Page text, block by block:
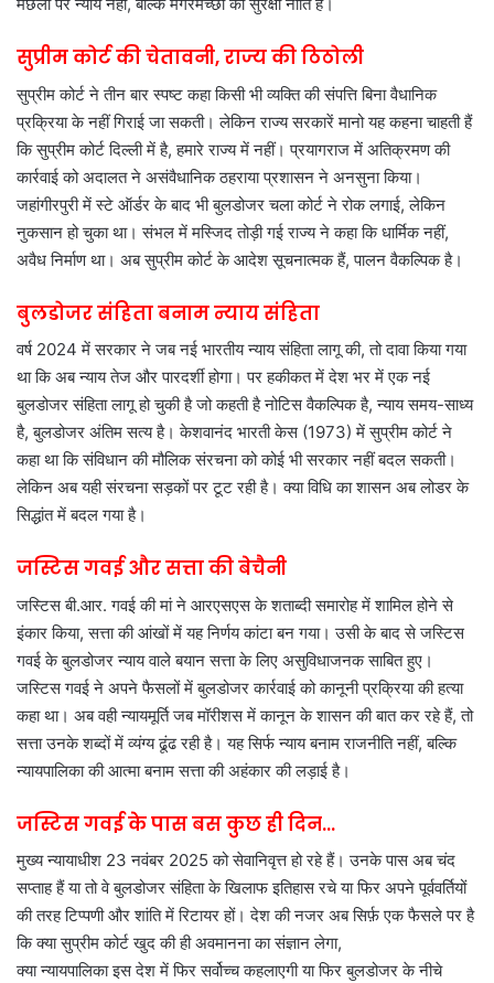
मछली पर न्याय नहीं, बल्कि मगरमच्छों की सुरक्षा नीति है।
सुप्रीम कोर्ट की चेतावनी, राज्य की ठिठोली
सुप्रीम कोर्ट ने तीन बार स्पष्ट कहा किसी भी व्यक्ति की संपत्ति बिना वैधानिक
प्रक्रिया के नहीं गिराई जा सकती। लेकिन राज्य सरकारें मानो यह कहना चाहती हैं
कि सुप्रीम कोर्ट दिल्ली में है, हमारे राज्य में नहीं। प्रयागराज में अतिक्रमण की
कार्रवाई को अदालत ने असंवैधानिक ठहराया प्रशासन ने अनसुना किया।
जहांगीरपुरी में स्टे ऑर्डर के बाद भी बुलडोजर चला कोर्ट ने रोक लगाई, लेकिन
नुकसान हो चुका था। संभल में मस्जिद तोड़ी गई राज्य ने कहा कि धार्मिक नहीं,
अवैध निर्माण था। अब सुप्रीम कोर्ट के आदेश सूचनात्मक हैं, पालन वैकल्पिक है।
बुलडोजर संहिता बनाम न्याय संहिता
वर्ष 2024 में सरकार ने जब नई भारतीय न्याय संहिता लागू की, तो दावा किया गया
था कि अब न्याय तेज और पारदर्शी होगा। पर हकीकत में देश भर में एक नई
बुलडोजर संहिता लागू हो चुकी है जो कहती है नोटिस वैकल्पिक है, न्याय समय-साध्य
है, बुलडोजर अंतिम सत्य है। केशवानंद भारती केस (1973) में सुप्रीम कोर्ट ने
कहा था कि संविधान की मौलिक संरचना को कोई भी सरकार नहीं बदल सकती।
लेकिन अब यही संरचना सड़कों पर टूट रही है। क्या विधि का शासन अब लोडर के
सिद्धांत में बदल गया है।
जस्टिस गवई और सत्ता की बेचैनी
जस्टिस बी.आर. गवई की मां ने आरएसएस के शताब्दी समारोह में शामिल होने से
इंकार किया, सत्ता की आंखों में यह निर्णय कांटा बन गया। उसी के बाद से जस्टिस
गवई के बुलडोजर न्याय वाले बयान सत्ता के लिए असुविधाजनक साबित हुए।
जस्टिस गवई ने अपने फैसलों में बुलडोजर कार्रवाई को कानूनी प्रक्रिया की हत्या
कहा था। अब वही न्यायमूर्ति जब मॉरीशस में कानून के शासन की बात कर रहे हैं, तो
सत्ता उनके शब्दों में व्यंग्य ढूंढ रही है। यह सिर्फ न्याय बनाम राजनीति नहीं, बल्कि
न्यायपालिका की आत्मा बनाम सत्ता की अहंकार की लड़ाई है।
जस्टिस गवई के पास बस कुछ ही दिन…
मुख्य न्यायाधीश 23 नवंबर 2025 को सेवानिवृत्त हो रहे हैं। उनके पास अब चंद
सप्ताह हैं या तो वे बुलडोजर संहिता के खिलाफ इतिहास रचे या फिर अपने पूर्ववर्तियों
की तरह टिप्पणी और शांति में रिटायर हों। देश की नजर अब सिर्फ़ एक फैसले पर है
कि क्या सुप्रीम कोर्ट खुद की ही अवमानना का संज्ञान लेगा,
क्या न्यायपालिका इस देश में फिर सर्वोच्च कहलाएगी या फिर बुलडोजर के नीचे